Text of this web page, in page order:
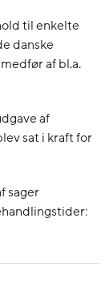
til enkelte
danske
af bl.a.
af
sat i kraft for
sager